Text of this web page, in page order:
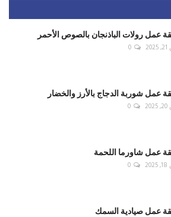
عمل رولات الباذنجان بالصوص الأحمر
0
عمل شوربة الدجاج بالأرز والخضار
0
عمل شاورما اللحمة
0
عمل صيادية السمك